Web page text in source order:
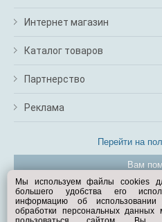
Интернет магазин
Каталог товаров
Партнерство
Реклама
Перейти на
Вам
© Exist.ru
Мы используем файлы cookies
большего удобства его
информацию об
обработки персональных